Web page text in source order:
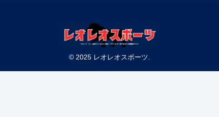
© 2025 レオレオスポーツ.